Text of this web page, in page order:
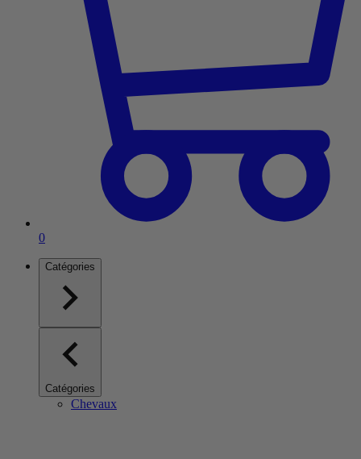
0Article dans le panier
Catégories
Catégories
Chevaux